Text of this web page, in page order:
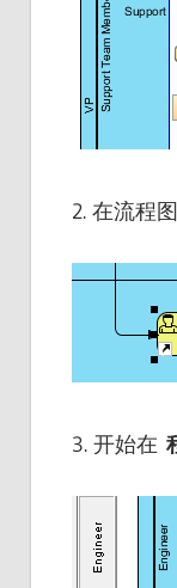
2. 在流程
3. 开始在